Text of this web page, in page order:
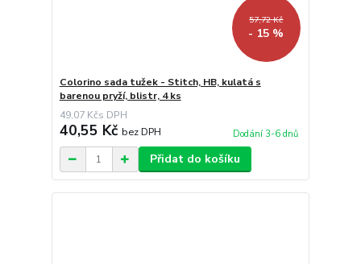
57,72 Kč
- 15 %
Colorino sada tužek - Stitch, HB, kulatá s
barenou pryží, blistr, 4 ks
49,07 Kč
40,55 Kč bez DPH Dodání 3-6 dnů
Přidat do košíku